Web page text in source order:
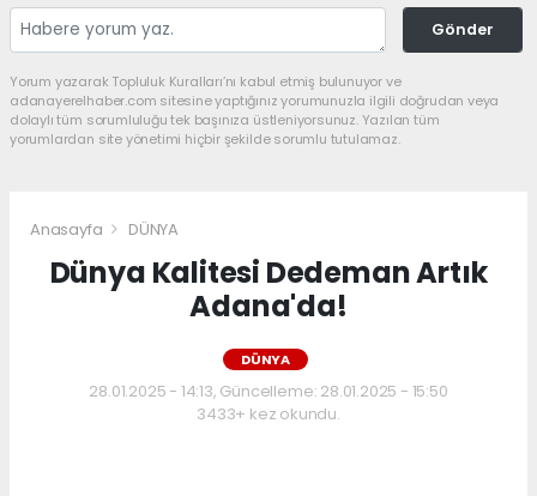
Gönder
Yorum yazarak Topluluk Kuralları’nı kabul etmiş bulunuyor ve
adanayerelhaber.com sitesine yaptığınız yorumunuzla ilgili doğrudan veya
dolaylı tüm sorumluluğu tek başınıza üstleniyorsunuz. Yazılan tüm
yorumlardan site yönetimi hiçbir şekilde sorumlu tutulamaz.
Anasayfa DÜNYA
Dünya Kalitesi Dedeman Artık
Adana'da!
DÜNYA
28.01.2025 - 14:13, Güncelleme: 28.01.2025 - 15:50
3433+ kez okundu.